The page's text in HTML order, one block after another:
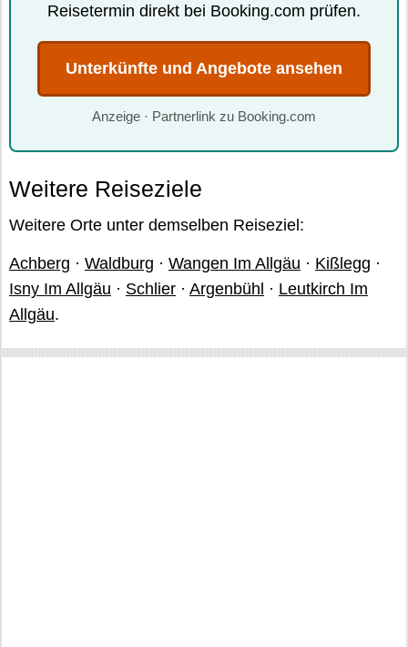
Reisetermin direkt bei Booking.com prüfen.
Unterkünfte und Angebote ansehen
Anzeige · Partnerlink zu Booking.com
Weitere Reiseziele
Weitere Orte unter demselben Reiseziel:
Achberg · Waldburg · Wangen Im Allgäu · Kißlegg ·
Isny Im Allgäu · Schlier · Argenbühl · Leutkirch Im
Allgäu.